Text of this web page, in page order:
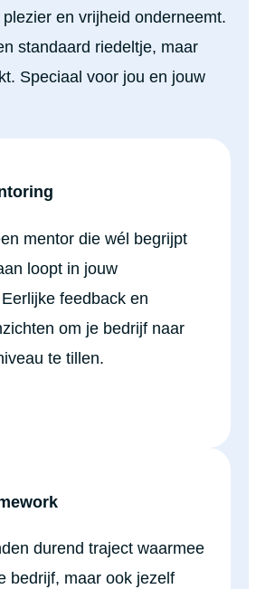
en vrijheid onderneemt.
standaard riedeltje, maar
Speciaal voor jou en jouw
mentor die wél begrijpt
loopt in jouw
feedback en
om je bedrijf naar
te tillen.
durend traject waarmee
bedrijf, maar ook jezelf